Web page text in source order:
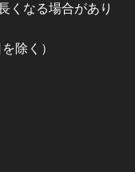
くなる場合があり
除く）